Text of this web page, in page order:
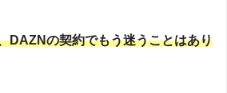
DAZNの契約でもう迷うことはあり